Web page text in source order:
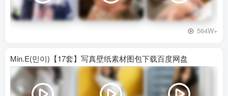
564W+
Min.E(민이)【17套】写真壁纸素材图包下载百度网盘